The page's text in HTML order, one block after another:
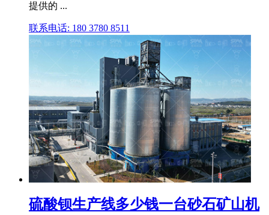
提供的 ...
联系电话: 180 3780 8511
硫酸钡生产线多少钱一台砂石矿山机